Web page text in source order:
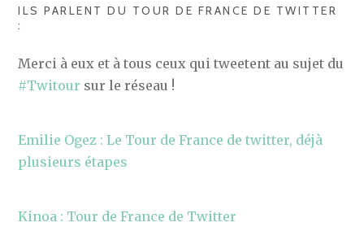
ILS PARLENT DU TOUR DE FRANCE DE TWITTER
:
Merci à eux et à tous ceux qui tweetent au sujet du
#Twitour sur le réseau !
Emilie Ogez : Le Tour de France de twitter, déjà
plusieurs étapes
Kinoa : Tour de France de Twitter